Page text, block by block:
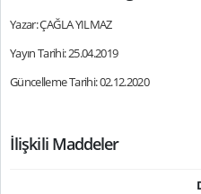
Yazar: ÇAĞLA YILMAZ
Yayın Tarihi: 25.04.2019
Güncelleme Tarihi: 02.12.2020
İlişkili Maddeler